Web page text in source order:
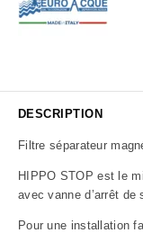
DESCRIPTION
Filtre séparateur
HIPPO STOP est le
avec vanne d’arrêt
Pour une installation